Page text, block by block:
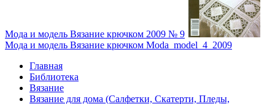
Мода и модель Вязание крючком 2009 № 9
Мода и модель Вязание крючком Moda_model_4_2009
Главная
Библиотека
Вязание
Вязание для дома (Салфетки, Скатерти, Пледы,